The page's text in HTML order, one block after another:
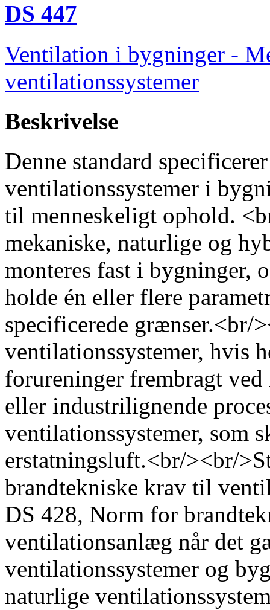
DS 447
Ventilation i bygninger -
ventilationssystemer
Beskrivelse
Denne standard
ventilationssystemer i
til menneskeligt ophold.
mekaniske, naturlige og
monteres fast i bygninger,
holde én eller flere
specificerede grænser.<br/
ventilationssystemer, hvis
forureninger frembragt
eller industrilignende
ventilationssystemer, som
erstatningsluft.<br/><br/
brandtekniske krav til
DS 428, Norm for
ventilationsanlæg når det
ventilationssystemer og
naturlige